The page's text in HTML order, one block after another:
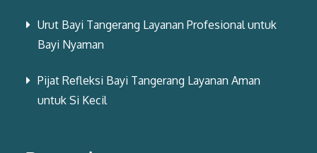
Urut Bayi Tangerang Layanan Profesional untuk
Bayi Nyaman
Pijat Refleksi Bayi Tangerang Layanan Aman
untuk Si Kecil